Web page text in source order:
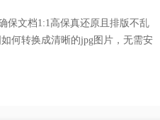
保文档1:1高保真还原且排版不乱
如何转换成清晰的jpg图片，无需安